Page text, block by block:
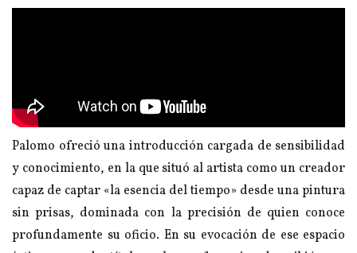
Palomo ofreció una introducción cargada de sensibilidad
y conocimiento, en la que situó al artista como un creador
capaz de captar «la esencia del tiempo» desde una pintura
sin prisas, dominada con la precisión de quien conoce
profundamente su oficio. En su evocación de ese espacio